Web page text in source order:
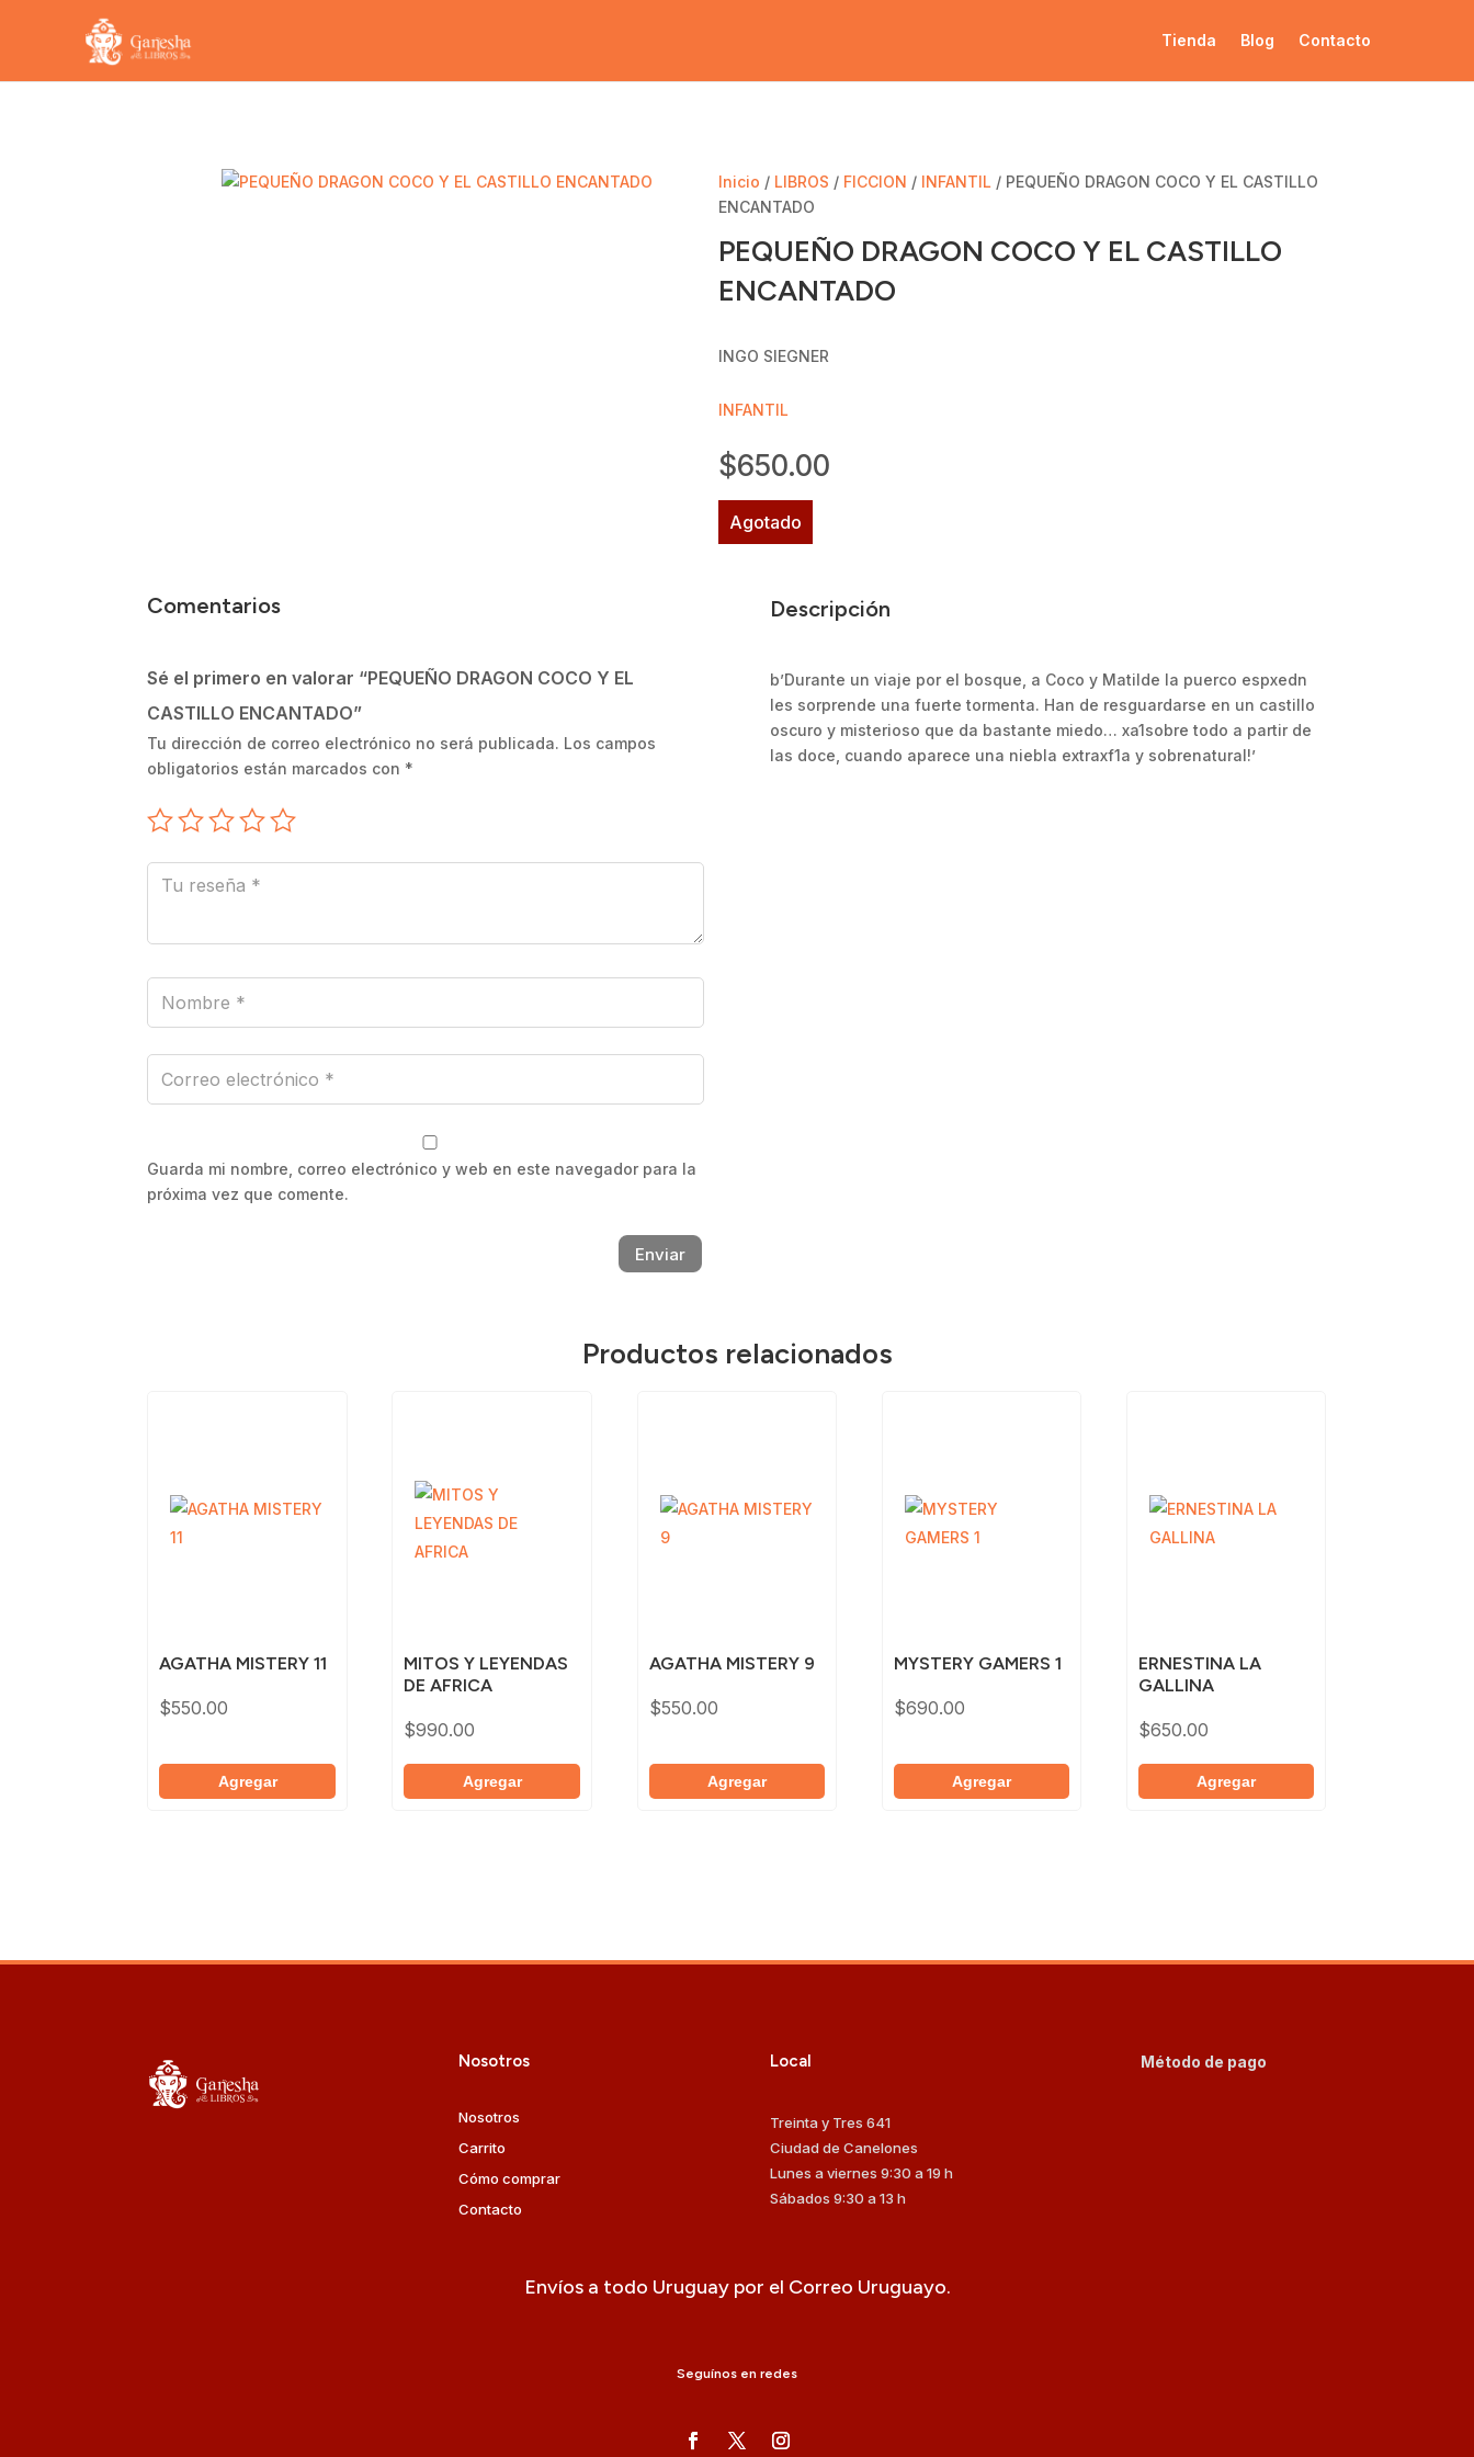
Tienda Blog Contacto
Inicio / LIBROS / FICCION / INFANTIL / PEQUEÑO DRAGON COCO Y EL CASTILLO
ENCANTADO
PEQUEÑO DRAGON COCO Y EL CASTILLO
ENCANTADO
INGO SIEGNER
INFANTIL
$650.00
Agotado
Comentarios
Sé el primero en valorar “PEQUEÑO DRAGON COCO Y EL
CASTILLO ENCANTADO”
Tu dirección de correo electrónico no será publicada. Los campos
obligatorios están marcados con *
Guarda mi nombre, correo electrónico y web en este navegador para la
próxima vez que comente.
Enviar
Descripción
b’Durante un viaje por el bosque, a Coco y Matilde la puerco espxedn
les sorprende una fuerte tormenta. Han de resguardarse en un castillo
oscuro y misterioso que da bastante miedo… xa1sobre todo a partir de
las doce, cuando aparece una niebla extraxf1a y sobrenatural!’
Productos relacionados
AGATHA MISTERY 11
$550.00
Agregar
MITOS Y LEYENDAS
DE AFRICA
$990.00
Agregar
AGATHA MISTERY 9
$550.00
Agregar
MYSTERY GAMERS 1
$690.00
Agregar
ERNESTINA LA
GALLINA
$650.00
Agregar
Nosotros
Nosotros
Carrito
Cómo comprar
Contacto
Local
Treinta y Tres 641
Ciudad de Canelones
Lunes a viernes 9:30 a 19 h
Sábados 9:30 a 13 h
Método de pago
Envíos a todo Uruguay por el Correo Uruguayo.
Seguínos en redes